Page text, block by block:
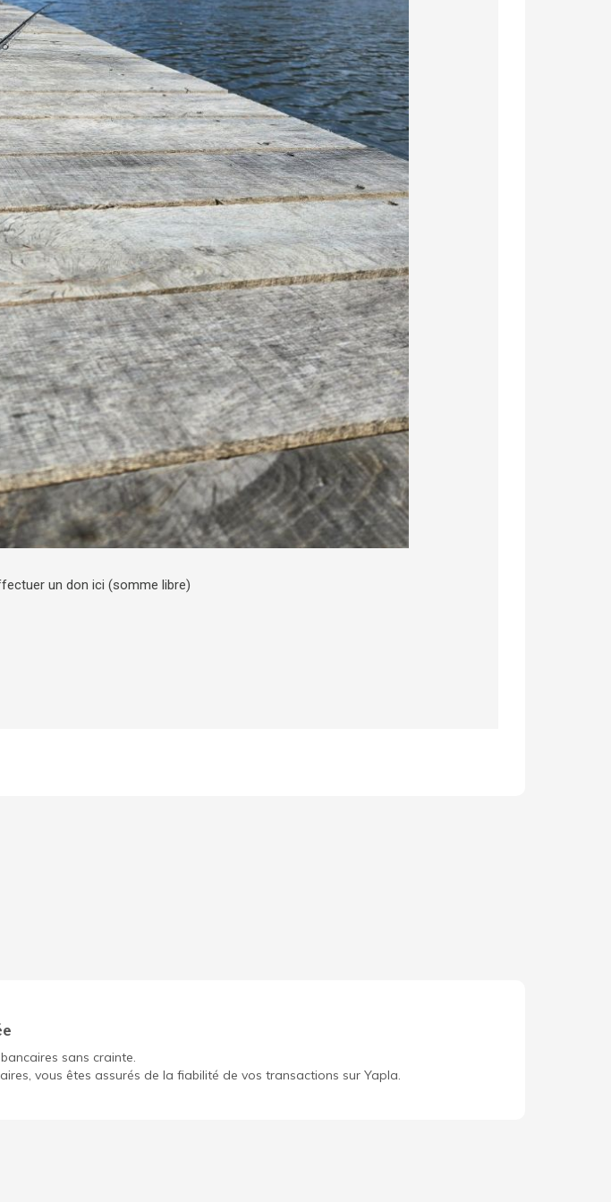
un don ici (somme libre)
sans crainte.
vous êtes assurés de la fiabilité de vos transactions sur Yapla.